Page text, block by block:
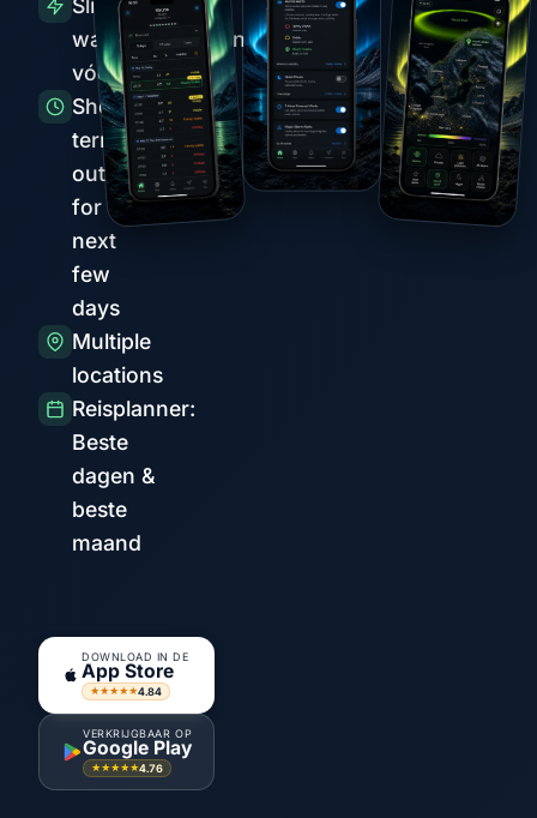
Slimme
waarschuwingen
vóór pieken
Short-
term
outlook
for the
next
few
days
Multiple
locations
Reisplanner:
Beste
dagen &
beste
maand
DOWNLOAD IN DE
App Store
★★★★★4.84
VERKRIJGBAAR OP
Google Play
★★★★★4.76